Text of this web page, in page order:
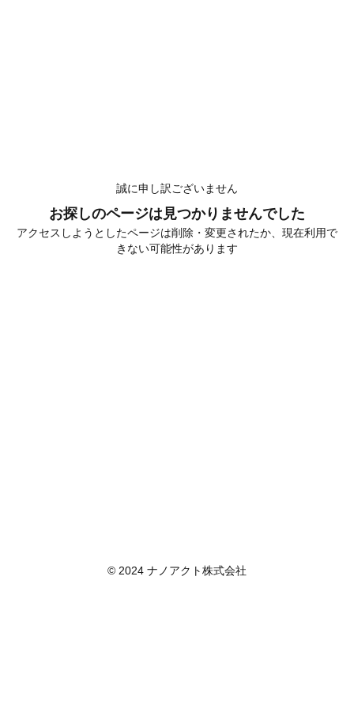
誠に申し訳ございません
お探しのページは見つかりませんでした
アクセスしようとしたページは削除・変更されたか、現在利用で
きない可能性があります
© 2024 ナノアクト株式会社